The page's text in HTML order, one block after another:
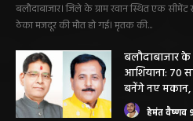
बलौदाबाजार। जिले के ग्राम रवान स्थित एक
ठेका मजदूर की मौत हो गई। मृतक की...
बलौदाबाजार के
आशियाना: 70
बनेंगे नए मकान,
हेमंत वैष्णव